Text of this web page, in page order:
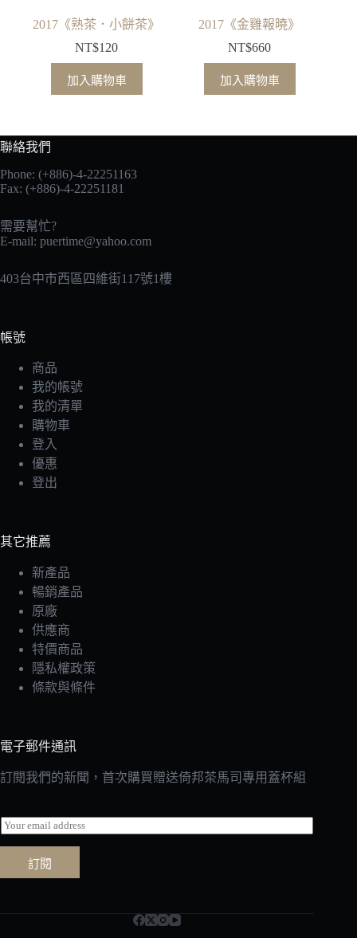
2017《熟茶．小餅茶》
NT$120
加入購物車
2017《金雞報曉》
NT$660
加入購物車
聯絡我們
Phone: (+886)-4-22251163
Fax: (+886)-4-22251181
需要幫忙?
E-mail: puertime@yahoo.com
403台中市西區四維街117號1樓
帳號
商品
我的帳號
我的清單
購物車
登入
優惠
登出
其它推薦
新產品
暢銷產品
原廠
供應商
特價商品
隱私權政策
條款與條件
電子郵件通訊
訂閱我們的新聞，首次購買贈送倚邦茶馬司專用蓋杯組
E
m
a
l
訂閱